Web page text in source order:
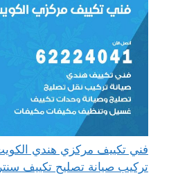
تركيب صيانة تصليح تكييف